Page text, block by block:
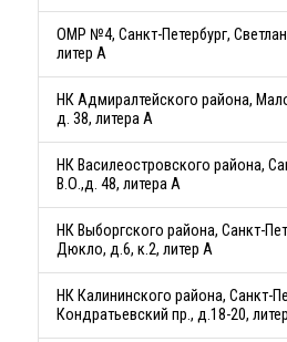
ОМР №4, Санкт-Петербург,
литер А
НК Адмиралтейского района,
д. 38, литера А
НК Василеостровского района,
В.О.,д. 48, литера А
НК Выборгского района, Санкт-
Дюкло, д.6, к.2, литер А
НК Калининского района, Санкт-
Кондратьевский пр., д.18-20,